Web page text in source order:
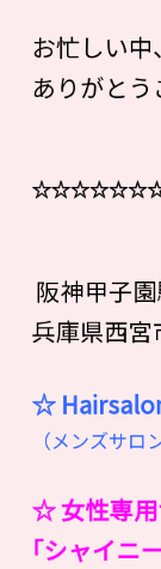
お忙しい中
ありがとう
阪神甲子
兵庫県西
☆
（メンズサロ
☆ 女性専
｢シャイニ